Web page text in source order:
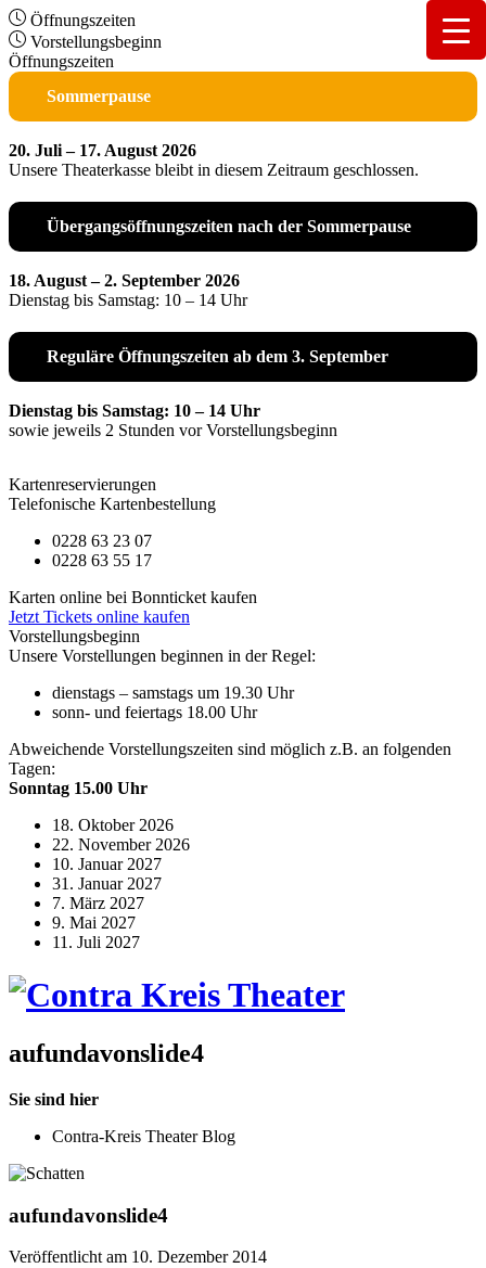
Öffnungszeiten
Vorstellungsbeginn
Öffnungszeiten
Sommerpause
20. Juli – 17. August 2026
Unsere Theaterkasse bleibt in diesem Zeitraum geschlossen.
Übergangsöffnungszeiten nach der Sommerpause
18. August – 2. September 2026
Dienstag bis Samstag: 10 – 14 Uhr
Reguläre Öffnungszeiten ab dem 3. September
Dienstag bis Samstag: 10 – 14 Uhr
sowie jeweils 2 Stunden vor Vorstellungsbeginn
Kartenreservierungen
Telefonische Kartenbestellung
0228 63 23 07
0228 63 55 17
Karten online bei Bonnticket kaufen
Jetzt Tickets online kaufen
Vorstellungsbeginn
Unsere Vorstellungen beginnen in der Regel:
dienstags – samstags um 19.30 Uhr
sonn- und feiertags 18.00 Uhr
Abweichende Vorstellungszeiten sind möglich z.B. an folgenden
Tagen:
Sonntag 15.00 Uhr
18. Oktober 2026
22. November 2026
10. Januar 2027
31. Januar 2027
7. März 2027
9. Mai 2027
11. Juli 2027
aufundavonslide4
Sie sind hier
Contra-Kreis Theater Blog
aufundavonslide4
Veröffentlicht am 10. Dezember 2014